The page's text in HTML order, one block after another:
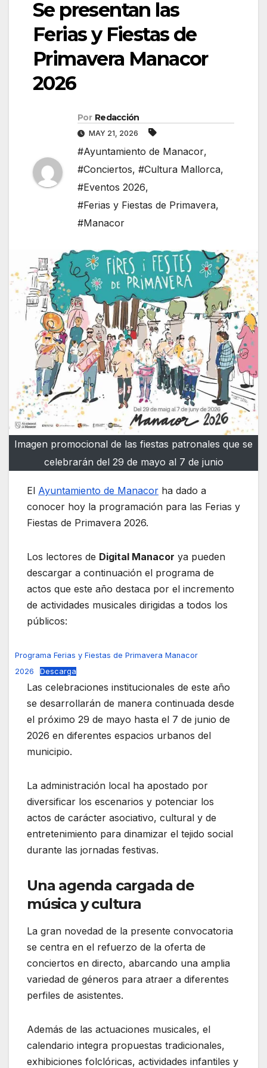
Se presentan las
Ferias y Fiestas de
Primavera Manacor
2026
Por Redacción
MAY 21, 2026
#Ayuntamiento de Manacor,
#Conciertos, #Cultura Mallorca,
#Eventos 2026,
#Ferias y Fiestas de Primavera,
#Manacor
Imagen promocional de las fiestas patronales que se
celebrarán del 29 de mayo al 7 de junio
El Ayuntamiento de Manacor ha dado a
conocer hoy la programación para las Ferias y
Fiestas de Primavera 2026.
Los lectores de Digital Manacor ya pueden
descargar a continuación el programa de
actos que este año destaca por el incremento
de actividades musicales dirigidas a todos los
públicos:
Programa Ferias y Fiestas de Primavera Manacor
2026
Descarga
Las celebraciones institucionales de este año
se desarrollarán de manera continuada desde
el próximo 29 de mayo hasta el 7 de junio de
2026 en diferentes espacios urbanos del
municipio.
La administración local ha apostado por
diversificar los escenarios y potenciar los
actos de carácter asociativo, cultural y de
entretenimiento para dinamizar el tejido social
durante las jornadas festivas.
Una agenda cargada de
música y cultura
La gran novedad de la presente convocatoria
se centra en el refuerzo de la oferta de
conciertos en directo, abarcando una amplia
variedad de géneros para atraer a diferentes
perfiles de asistentes.
Además de las actuaciones musicales, el
calendario integra propuestas tradicionales,
exhibiciones folclóricas, actividades infantiles y